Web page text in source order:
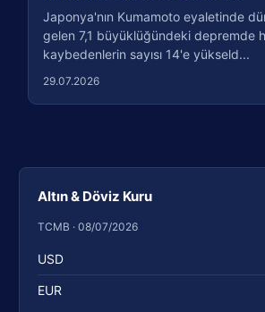
Altın & Döviz Kuru
TCMB · 08/07/2026
USD
EUR
Japonya'nın Kumamoto eyaletinde
gelen 7,1 büyüklüğündeki depremde
kaybedenlerin sayısı 14'e yükseld...
29.07.2026